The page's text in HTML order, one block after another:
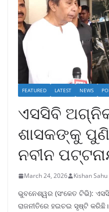
FEATURED LATEST NEWS
ଏସସିବି
ଶାସକଙ୍କୁ ପୁଣି
ନବୀନ
March 24, 2026 Kishan Sahu
ଭୁବନେଶ୍ୱର (ସଂକେତ ଟିଭି):
ରାଜନୀତିରେ ହଇଚଇ ସୃଷ୍ଟି